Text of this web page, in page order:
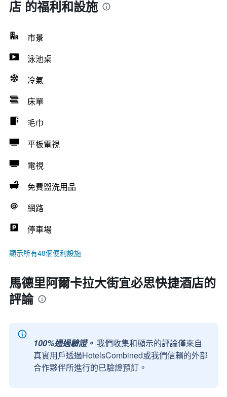
店 的福利和設施
市景
泳池桌
冷氣
床單
毛巾
平板電視
電視
免費盥洗用品
網路
停車場
顯示所有48個便利設施
馬德里阿爾卡拉大街宜必思快捷酒店的
評論
100%通過驗證。 我們收集和顯示的評論僅來自
真實用戶透過HotelsCombined或我們信賴的外部
合作夥伴所進行的已驗證預訂。